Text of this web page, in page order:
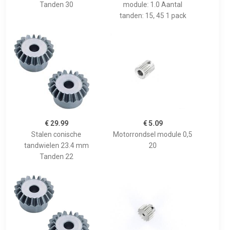
Tanden 30
module: 1.0 Aantal
tanden: 15, 45 1 pack
€ 29.99
Stalen conische
tandwielen 23.4 mm
Tanden 22
€ 5.09
Motorrondsel module 0,5
20